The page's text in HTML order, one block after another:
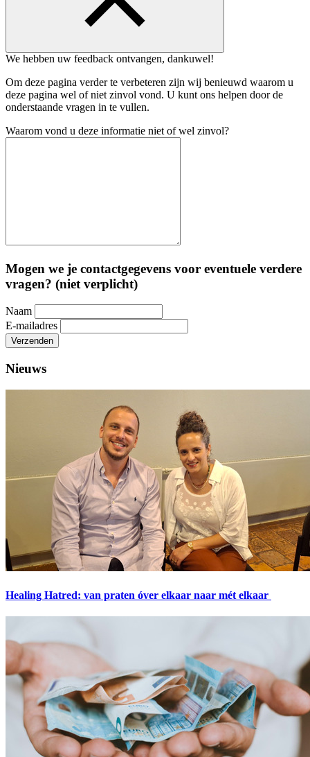
We hebben uw feedback ontvangen, dankuwel!
Om deze pagina verder te verbeteren zijn wij benieuwd waarom u
deze pagina wel of niet zinvol vond. U kunt ons helpen door de
onderstaande vragen in te vullen.
Waarom vond u deze informatie niet of wel zinvol?
Mogen we je contactgegevens voor eventuele verdere
vragen? (niet verplicht)
Naam
E-mailadres
Verzenden
Nieuws
Healing Hatred: van praten óver elkaar naar mét elkaar